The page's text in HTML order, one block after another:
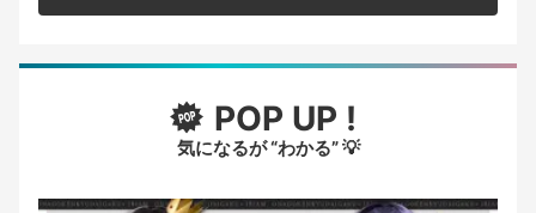
POP UP !
気になるが “わかる” 💡